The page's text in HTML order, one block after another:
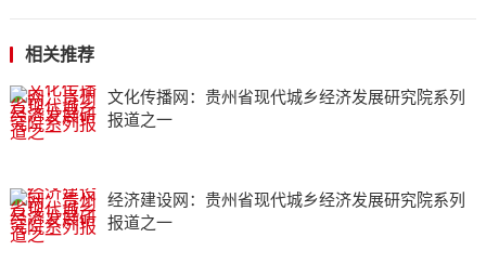
相关推荐
文化传播网：贵州省现代城乡经济发展研究院系列
报道之一
经济建设网：贵州省现代城乡经济发展研究院系列
报道之一